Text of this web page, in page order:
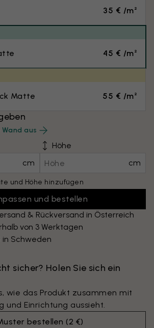
35 € /m²
45 € /m²
Matte 55 € /m²
Wand aus
cm
Höhe
cm
und Höhe hinzufügen
und bestellen
& Rückversand in Österreich
von 3 Werktagen
Schweden
sicher? Holen Sie sich ein
wie das Produkt zusammen mit
und Einrichtung aussieht.
bestellen (2 €)